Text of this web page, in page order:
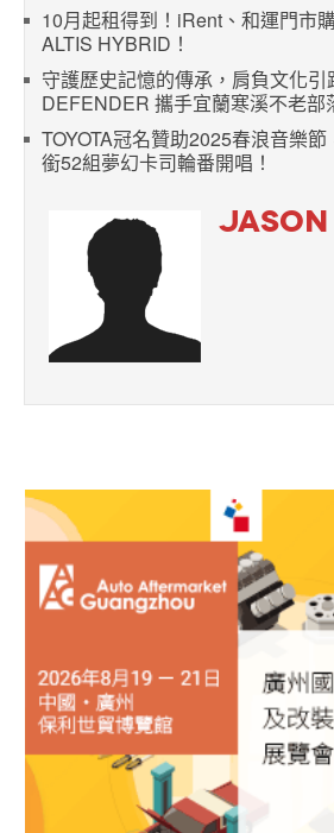
10月起租得到！iRent、和運門市
ALTIS HYBRID！
守護歷史記憶的傳承，肩負文化引
DEFENDER 攜手宜蘭寒溪不老部
TOYOTA冠名贊助2025春浪音樂
銜52組夢幻卡司輪番開唱！